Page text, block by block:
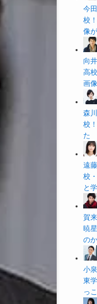
今
校
像
向
高
画像
森
校
た
遠
校
と
賀
暁
の
小
東
っ